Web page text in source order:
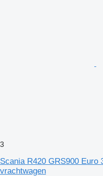
3
Scania R420 GRS900 Euro
vrachtwagen